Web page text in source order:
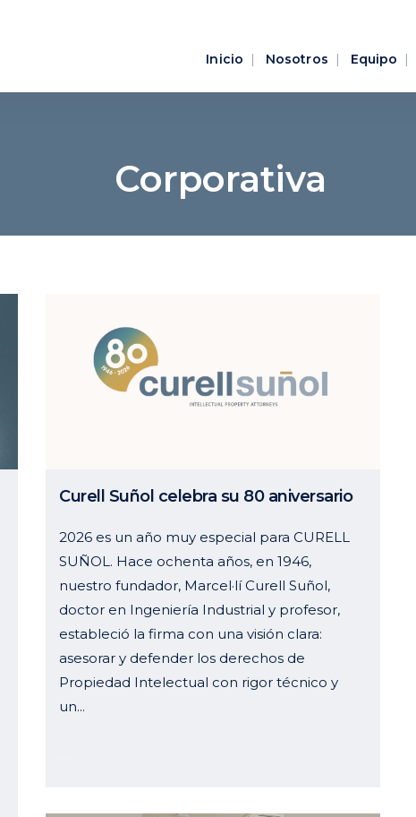
Inicio Nosotros Equipo
Corporativa
Curell Suñol celebra su 80 aniversario
2026 es un año muy especial para CURELL
SUÑOL. Hace ochenta años, en 1946,
nuestro fundador, Marcel·lí Curell Suñol,
doctor en Ingeniería Industrial y profesor,
estableció la firma con una visión clara:
asesorar y defender los derechos de
Propiedad Intelectual con rigor técnico y
un...